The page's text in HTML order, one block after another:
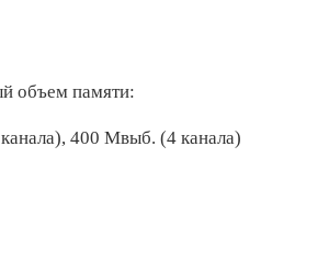
объем памяти:
400 Мвыб. (4 канала)